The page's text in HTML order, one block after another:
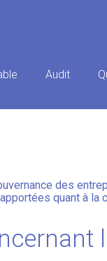
Audit
des
quant à la